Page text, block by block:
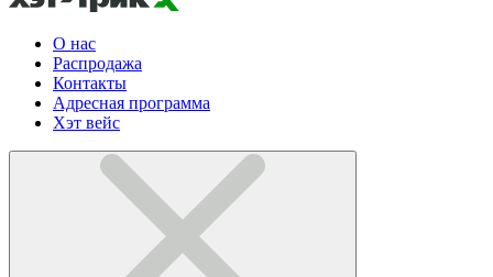
О нас
Распродажа
Контакты
Адресная программа
Хэт вейс